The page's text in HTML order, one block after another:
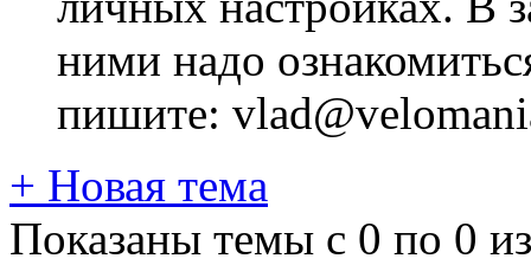
ними надо
пишите:
+ Новая тема
Показаны темы с 0 по 0